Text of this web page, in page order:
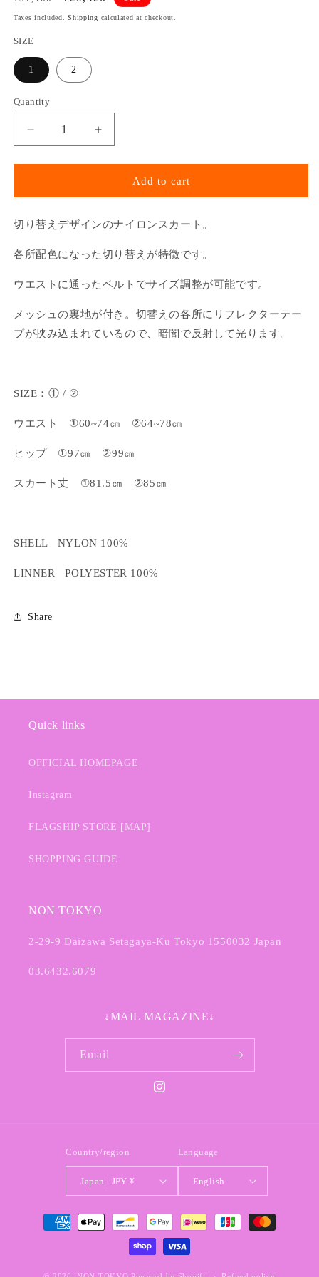
price
price
Taxes included.Shipping calculated at checkout.
SIZE
1 2
Quantity
Decrease
quantity
for
NYLON
(MUSTARD
BLUE)
Increase
quantity
for
SWITCHING
NYLON
(MUSTARD
BLUE)
Add to cart
切り替えデザインのナイロンスカート。
各所配色になった切り替えが特徴です。
ウエストに通ったベルトでサイズ調整が可能です。
メッシュの裏地が付き。切替えの各所にリフレクターテー
プが挟み込まれているので、暗闇で反射して光ります。
SIZE ：① / ②
ウエスト ①60~74㎝ ②64~78㎝
ヒップ ①97㎝ ②99㎝
スカート丈 ①81.5㎝ ②85㎝
SHELL NYLON 100%
LINNER POLYESTER 100%
Share
Quick links
OFFICIAL HOMEPAGE
Instagram
FLAGSHIP STORE [MAP]
SHOPPING GUIDE
NON TOKYO
2-29-9 Daizawa Setagaya-Ku Tokyo 1550032 Japan
03.6432.6079
↓MAIL MAGAZINE↓
Email
Instagram
Country/region
Japan | JPY ¥
Language
English
Payment
methods